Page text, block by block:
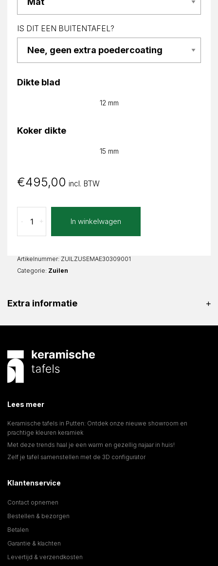
IS DIT EEN BUITENTAFEL?
Dikte blad
12 mm
Koker dikte
15 mm
€495,00 incl. BTW
Extra
Zuil
Vierkant
aantal
+
- In winkelwagen
Artikelnummer: ZUILZUSEMAE30309001
Categorie: Zuilen
Extra informatie
Lees meer
Keramische tafels in Putten: Ontdek onze nieuwe showroom en
prachtige kleuren keramiek
Met deze trends haal je een warm en gezellig najaar in huis!
Zelf je tafel samenstellen met de 3D configurator
Klantenservice
Contact opnemen
Bestellen & bezorgen
Betalen
Garantie & klachten
Levertijd & verzendkosten